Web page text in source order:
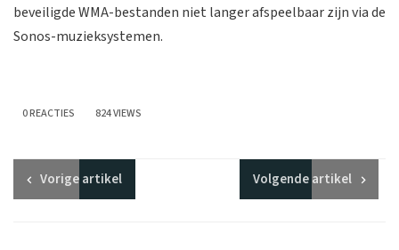
beveiligde WMA-bestanden niet langer afspeelbaar zijn via de
Sonos-muzieksystemen.
0 REACTIES 824 VIEWS
Vorigeartikel Volgendeartikel